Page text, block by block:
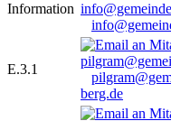
Information
E.3.1
berg.de